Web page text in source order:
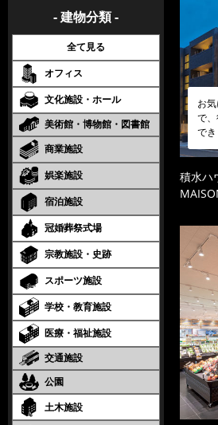
- 建物分類 -
全て見る
オフィス
文化施設・ホール
美術館・博物館・図書館
商業施設
娯楽施設
宿泊施設
冠婚葬祭式場
宗教施設・史跡
スポーツ施設
学校・教育施設
医療・福祉施設
交通施設
公園
土木施設
お
で
で
積水